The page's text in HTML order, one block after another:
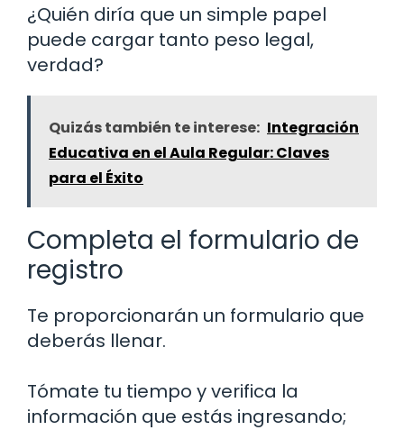
¿Quién diría que un simple papel
puede cargar tanto peso legal,
verdad?
Quizás también te interese: Integración
Educativa en el Aula Regular: Claves
para el Éxito
Completa el formulario de
registro
Te proporcionarán un formulario que
deberás llenar.
Tómate tu tiempo y verifica la
información que estás ingresando;